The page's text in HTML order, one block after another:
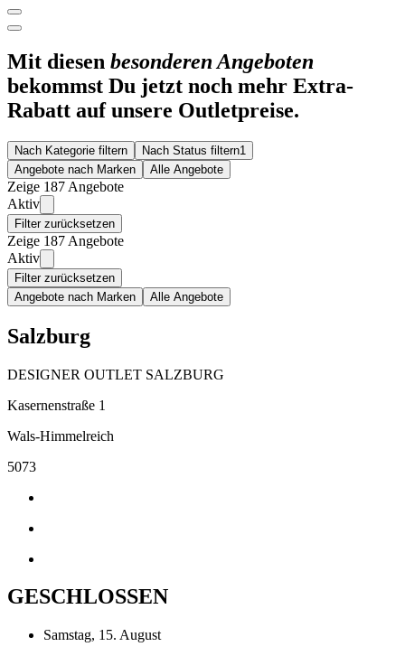
Mit diesen besonderen Angeboten
bekommst Du jetzt noch mehr Extra-
Rabatt auf unsere Outletpreise.
Nach Kategorie filtern Nach Status filtern1
Angebote nach Marken
Alle Angebote
Zeige 187 Angebote
Aktiv
Filter zurücksetzen
Zeige 187 Angebote
Aktiv
Filter zurücksetzen
Angebote nach Marken
Alle Angebote
Salzburg
DESIGNER OUTLET SALZBURG
Kasernenstraße 1
Wals-Himmelreich
5073
GESCHLOSSEN
Samstag, 15. August